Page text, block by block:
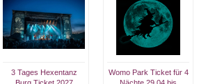
3 Tages Hexentanz
Womo Park Ticket für 4